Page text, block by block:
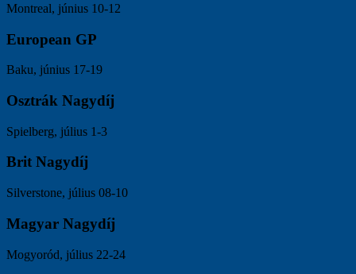
Montreal, június 10-12
European GP
Baku, június 17-19
Osztrák Nagydíj
Spielberg, július 1-3
Brit Nagydíj
Silverstone, július 08-10
Magyar Nagydíj
Mogyoród, július 22-24